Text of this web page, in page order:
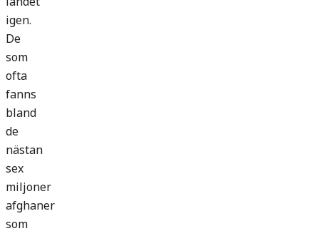
igen.
De
som
ofta
fanns
bland
de
nästan
sex
miljoner
afghaner
som